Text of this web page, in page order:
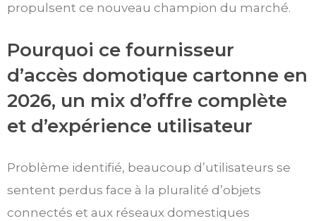
propulsent ce nouveau champion du marché.
Pourquoi ce fournisseur
d’accès domotique cartonne en
2026, un mix d’offre complète
et d’expérience utilisateur
Problème identifié, beaucoup d’utilisateurs se
sentent perdus face à la pluralité d’objets
connectés et aux réseaux domestiques